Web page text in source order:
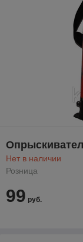
Нет в наличии
Розница
99 руб.